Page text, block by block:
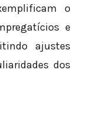
o
e
ajustes
dos